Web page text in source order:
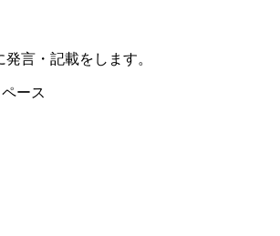
言・記載をします。
ース